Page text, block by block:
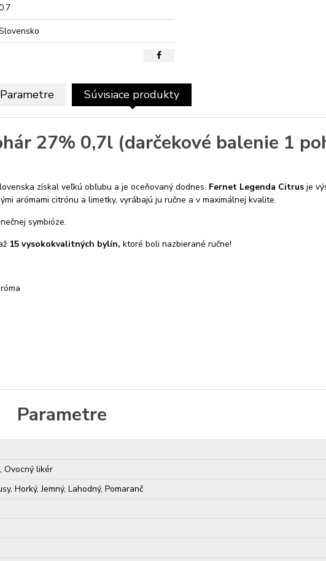
Parametre Súvisiace produkty
27% 0,7l (darčekové balenie 1
získal veľkú obľubu a je oceňovaný dodnes. Fernet Legenda Citrus je
arómami citrónu a limetky, vyrábajú ju ručne a v maximálnej kvalite.
symbióze.
15 vysokokvalitných bylín, ktoré boli nazbierané ručne!
Parametre
Ovocný likér
Horký, Jemný, Lahodný, Pomaranč